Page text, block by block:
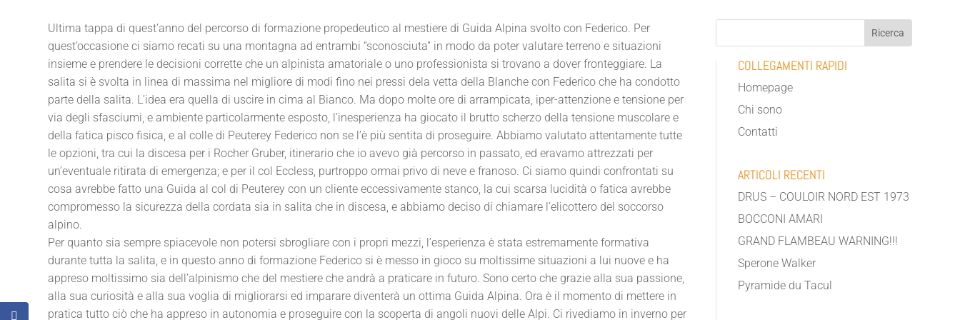
Ultima tappa di quest’anno del percorso di formazione propedeutico al mestiere di Guida Alpina svolto con Federico. Per
quest’occasione ci siamo recati su una montagna ad entrambi “sconosciuta” in modo da poter valutare terreno e situazioni
insieme e prendere le decisioni corrette che un alpinista amatoriale o uno professionista si trovano a dover fronteggiare. La
salita si è svolta in linea di massima nel migliore di modi fino nei pressi dela vetta della Blanche con Federico che ha condotto
parte della salita. L’idea era quella di uscire in cima al Bianco. Ma dopo molte ore di arrampicata, iper-attenzione e tensione per
via degli sfasciumi, e ambiente particolarmente esposto, l’inesperienza ha giocato il brutto scherzo della tensione muscolare e
della fatica pisco fisica, e al colle di Peuterey Federico non se l’è più sentita di proseguire. Abbiamo valutato attentamente tutte
le opzioni, tra cui la discesa per i Rocher Gruber, itinerario che io avevo già percorso in passato, ed eravamo attrezzati per
un’eventuale ritirata di emergenza; e per il col Eccless, purtroppo ormai privo di neve e franoso. Ci siamo quindi confrontati su
cosa avrebbe fatto una Guida al col di Peuterey con un cliente eccessivamente stanco, la cui scarsa lucidità o fatica avrebbe
compromesso la sicurezza della cordata sia in salita che in discesa, e abbiamo deciso di chiamare l’elicottero del soccorso
alpino.
Per quanto sia sempre spiacevole non potersi sbrogliare con i propri mezzi, l’esperienza è stata estremamente formativa
durante tutta la salita, e in questo anno di formazione Federico si è messo in gioco su moltissime situazioni a lui nuove e ha
appreso moltissimo sia dell’alpinismo che del mestiere che andrà a praticare in futuro. Sono certo che grazie alla sua passione,
alla sua curiosità e alla sua voglia di migliorarsi ed imparare diventerà un ottima Guida Alpina. Ora è il momento di mettere in
pratica tutto ciò che ha appreso in autonomia e proseguire con la scoperta di angoli nuovi delle Alpi. Ci rivediamo in inverno per
COLLEGAMENTI RAPIDI
Homepage
Chi sono
Contatti
ARTICOLI RECENTI
DRUS – COULOIR NORD EST 1973
BOCCONI AMARI
GRAND FLAMBEAU WARNING!!!
Sperone Walker
Pyramide du Tacul